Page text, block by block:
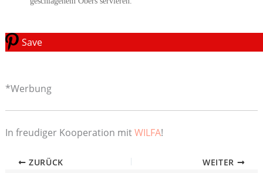
Save
*Werbung
In freudiger Kooperation mitWILFA!
ZURÜCK WEITER